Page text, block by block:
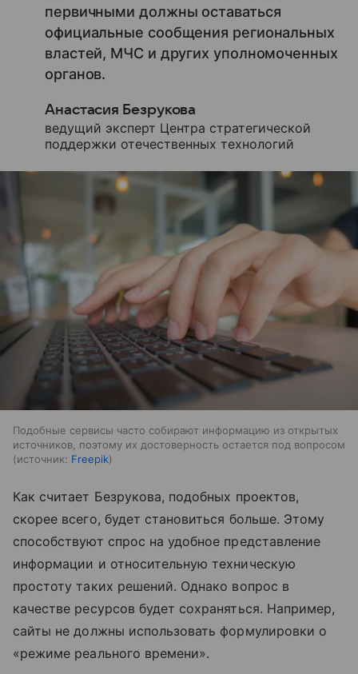
первичными должны оставаться
официальные сообщения региональных
властей, МЧС и других уполномоченных
органов.
Анастасия Безрукова
ведущий эксперт Центра стратегической
поддержки отечественных технологий
Подобные сервисы часто собирают информацию из открытых
источников, поэтому их достоверность остается под вопросом
источник: Freepik
Как считает Безрукова, подобных проектов,
скорее всего, будет становиться больше. Этому
способствуют спрос на удобное представление
информации и относительную техническую
простоту таких решений. Однако вопрос в
качестве ресурсов будет сохраняться. Например,
сайты не должны использовать формулировки о
«режиме реального времени».